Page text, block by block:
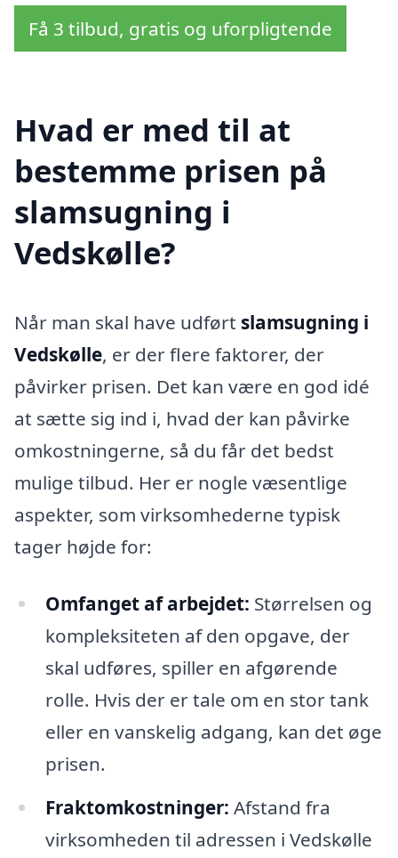
Få 3 tilbud, gratis og uforpligtende
Hvad er med til at
bestemme prisen på
slamsugning i
Vedskølle?
Når man skal have udført slamsugning i
Vedskølle, er der flere faktorer, der
påvirker prisen. Det kan være en god idé
at sætte sig ind i, hvad der kan påvirke
omkostningerne, så du får det bedst
mulige tilbud. Her er nogle væsentlige
aspekter, som virksomhederne typisk
tager højde for:
Omfanget af arbejdet: Størrelsen og
kompleksiteten af den opgave, der
skal udføres, spiller en afgørende
rolle. Hvis der er tale om en stor tank
eller en vanskelig adgang, kan det øge
prisen.
Fraktomkostninger: Afstand fra
virksomheden til adressen i Vedskølle